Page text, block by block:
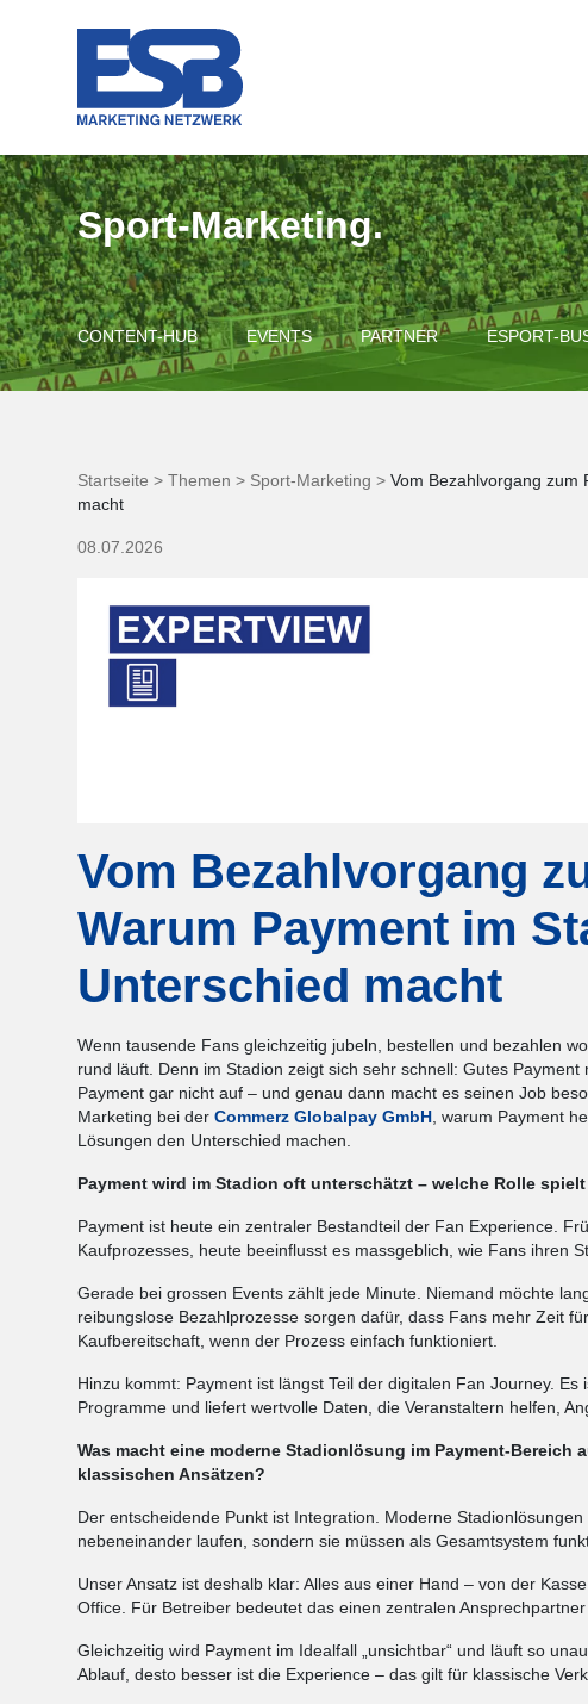
Sport-Marketing.
CONTENT-HUB EVENTS PARTNER ESPORT-
Startseite > Themen > Sport-Marketing > Vom Bezahlvorgang zum
macht
08.07.2026
Vom Bezahlvorgang
Warum Payment im
Unterschied macht
Wenn tausende Fans gleichzeitig jubeln, bestellen und bezahlen
rund läuft. Denn im Stadion zeigt sich sehr schnell: Gutes
Payment gar nicht auf – und genau dann macht es seinen Job
Marketing bei der Commerz Globalpay GmbH, warum Payment
Lösungen den Unterschied machen.
Payment wird im Stadion oft unterschätzt – welche Rolle
Payment ist heute ein zentraler Bestandteil der Fan Experience.
Kaufprozesses, heute beeinflusst es massgeblich, wie Fans ihren
Gerade bei grossen Events zählt jede Minute. Niemand möchte
reibungslose Bezahlprozesse sorgen dafür, dass Fans mehr Zeit
Kaufbereitschaft, wenn der Prozess einfach funktioniert.
Hinzu kommt: Payment ist längst Teil der digitalen Fan Journey.
Programme und liefert wertvolle Daten, die Veranstaltern helfen,
Was macht eine moderne Stadionlösung im Payment-
klassischen Ansätzen?
Der entscheidende Punkt ist Integration. Moderne
nebeneinander laufen, sondern sie müssen als Gesamtsystem
Unser Ansatz ist deshalb klar: Alles aus einer Hand – von der
Office. Für Betreiber bedeutet das einen zentralen
Gleichzeitig wird Payment im Idealfall „unsichtbar“ und läuft so
Ablauf, desto besser ist die Experience – das gilt für klassische